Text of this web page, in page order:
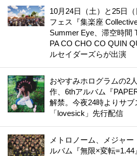
10月24日（土）と25日
フェス『集楽座
Summer Eye、滞空時間
PA CO CHO CO QUIN
ルセイダーズらが出演
おやすみホログラムの2
作、6thアルバム『
解禁。今夜24時よりサブ
「lovesick」先行配信
メトロノーム、メジャ
ルバム『無限×変転